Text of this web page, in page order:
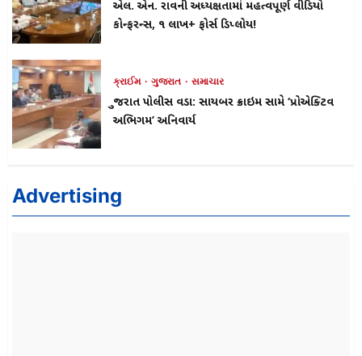
એલ. એન. રાવની અધ્યક્ષતામાં મહત્વપૂર્ણ વીડિયો
કોન્ફરન્સ, ૧ લાખ+ ફોર્સ ડિપ્લોય!
ક્રાઈમ ગુજરાત સમાચાર
ગુજરાત પોલીસ વડા: સાયબર ક્રાઇમ સામે ‘પ્રોએક્ટિવ
અભિગમ’ અનિવાર્ય
Advertising